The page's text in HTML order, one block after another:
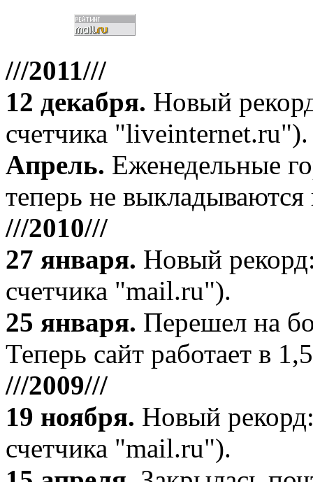
///2011///
12 декабря. Новый
счетчика "liveinternet.ru").
Апрель. Еженедельные
теперь не выкладываются
///2010///
27 января. Новый
счетчика "mail.ru").
25 января. Перешел на
Теперь сайт работает в
///2009///
19 ноября. Новый
счетчика "mail.ru").